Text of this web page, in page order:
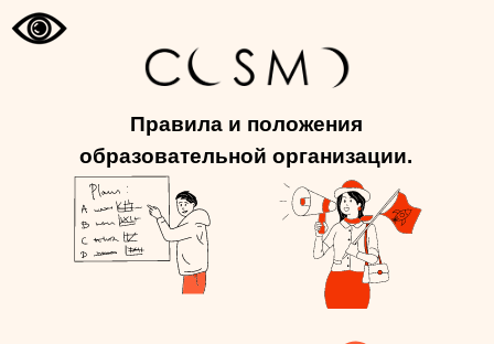
Правила и положения
образовательной организации.